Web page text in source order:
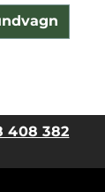
408 382